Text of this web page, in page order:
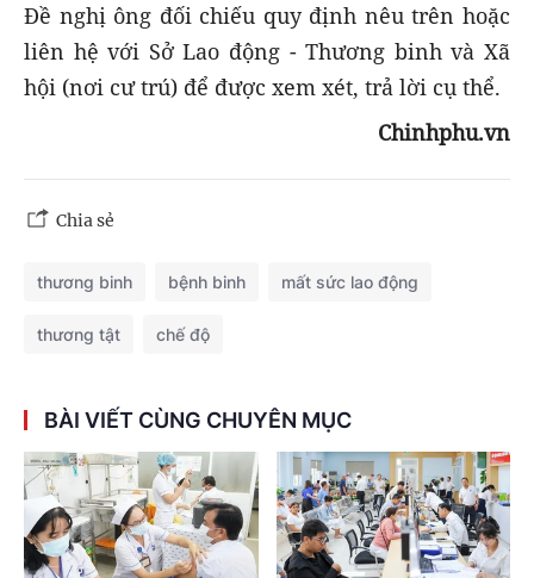
Đề nghị ông đối chiếu quy định nêu trên hoặc
liên hệ với Sở Lao động - Thương binh và Xã
hội (nơi cư trú) để được xem xét, trả lời cụ thể.
Chinhphu.vn
Chia sẻ
thương binh bệnh binh mất sức lao động
thương tật chế độ
BÀI VIẾT CÙNG CHUYÊN MỤC